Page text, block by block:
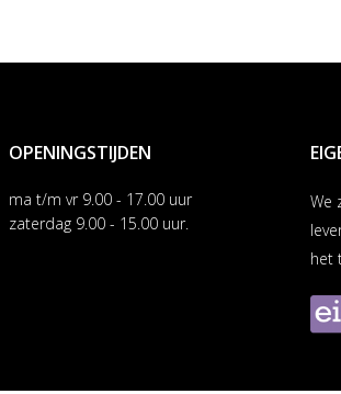
OPENINGSTIJDEN
ma t/m vr 9.00 - 17.00 uur
zaterdag 9.00 - 15.00 uur.
We
het